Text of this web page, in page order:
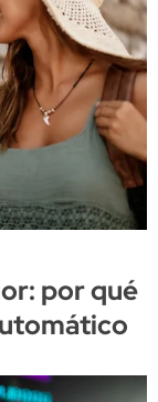
por qué